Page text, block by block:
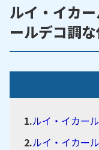
ルイ・イカ
ールデコ調
ルイ・イカー
ルイ・イカー